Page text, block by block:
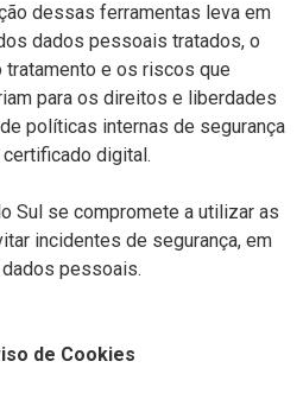
dessas ferramentas leva em
dados pessoais tratados, o
e os riscos que
para os direitos e liberdades
políticas internas de segurança
digital.
Sul se compromete a utilizar as
incidentes de segurança, em
pessoais.
de Cookies